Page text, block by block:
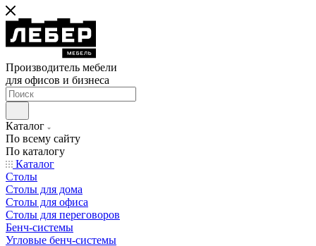
Производитель мебели
для офисов и бизнеса
Каталог
По всему сайту
По каталогу
Каталог
Столы
Столы для дома
Столы для офиса
Столы для переговоров
Бенч-системы
Угловые бенч-системы